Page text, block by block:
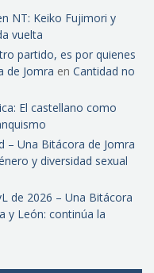
NT: Keiko Fujimori y
vuelta
partido, es por quienes
de Jomra en Cantidad no
El castellano como
– Una Bitácora de Jomra
y diversidad sexual
de 2026 – Una Bitácora
y León: continúa la